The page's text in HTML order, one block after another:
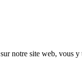
sur notre site web, vous